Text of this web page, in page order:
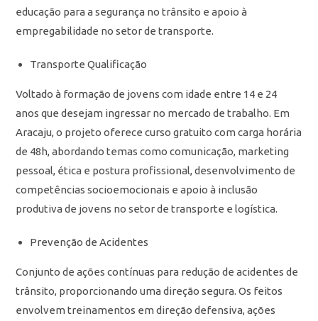
educação para a segurança no trânsito e apoio à
empregabilidade no setor de transporte.
Transporte Qualificação
Voltado à formação de jovens com idade entre 14 e 24
anos que desejam ingressar no mercado de trabalho. Em
Aracaju, o projeto oferece curso gratuito com carga horária
de 48h, abordando temas como comunicação, marketing
pessoal, ética e postura profissional, desenvolvimento de
competências socioemocionais e apoio à inclusão
produtiva de jovens no setor de transporte e logística.
Prevenção de Acidentes
Conjunto de ações contínuas para redução de acidentes de
trânsito, proporcionando uma direção segura. Os feitos
envolvem treinamentos em direção defensiva, ações